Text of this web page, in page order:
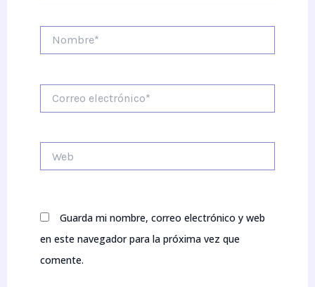
electrónico*
Guarda mi nombre, correo electrónico y web
en este navegador para la próxima vez que
comente.